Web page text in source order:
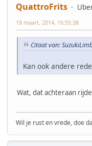
QuattroFrits
18 maart, 2014, 16:55:38
Citaat van:
Kan ook andere
Wat, dat achteraan
Wil je rust en vrede, doe